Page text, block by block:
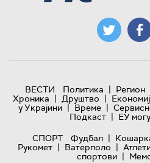
ВЕСТИ Политика | Регион
Хроника | Друштво |
у Украјини | Време |
Подкаст | ЕУ
СПОРТ
Фудбал |
Рукомет | Ватерполо |
спортови |